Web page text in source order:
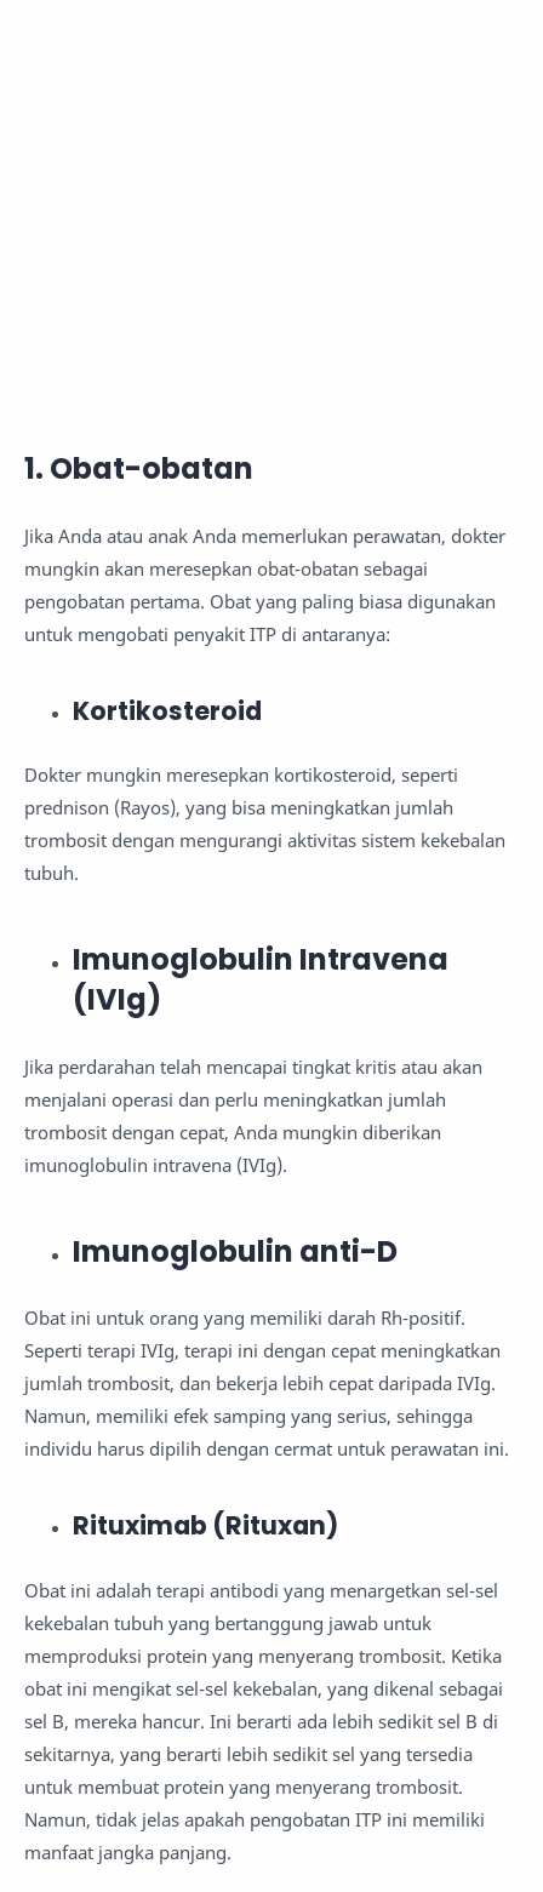
1. Obat-obatan
Jika Anda atau anak Anda memerlukan perawatan, dokter
mungkin akan meresepkan obat-obatan sebagai
pengobatan pertama. Obat yang paling biasa digunakan
untuk mengobati penyakit ITP di antaranya:
Kortikosteroid
Dokter mungkin meresepkan kortikosteroid, seperti
prednison (Rayos), yang bisa meningkatkan jumlah
trombosit dengan mengurangi aktivitas sistem kekebalan
tubuh.
Imunoglobulin Intravena
(IVIg)
Jika perdarahan telah mencapai tingkat kritis atau akan
menjalani operasi dan perlu meningkatkan jumlah
trombosit dengan cepat, Anda mungkin diberikan
imunoglobulin intravena (IVIg).
Imunoglobulin anti-D
Obat ini untuk orang yang memiliki darah Rh-positif.
Seperti terapi IVIg, terapi ini dengan cepat meningkatkan
jumlah trombosit, dan bekerja lebih cepat daripada IVIg.
Namun, memiliki efek samping yang serius, sehingga
individu harus dipilih dengan cermat untuk perawatan ini.
Rituximab (Rituxan)
Obat ini adalah terapi antibodi yang menargetkan sel-sel
kekebalan tubuh yang bertanggung jawab untuk
memproduksi protein yang menyerang trombosit. Ketika
obat ini mengikat sel-sel kekebalan, yang dikenal sebagai
sel B, mereka hancur. Ini berarti ada lebih sedikit sel B di
sekitarnya, yang berarti lebih sedikit sel yang tersedia
untuk membuat protein yang menyerang trombosit.
Namun, tidak jelas apakah pengobatan ITP ini memiliki
manfaat jangka panjang.